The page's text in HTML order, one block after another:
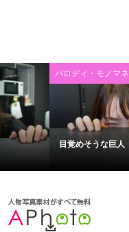
パロディ・モノマネ
目覚めそうな巨人